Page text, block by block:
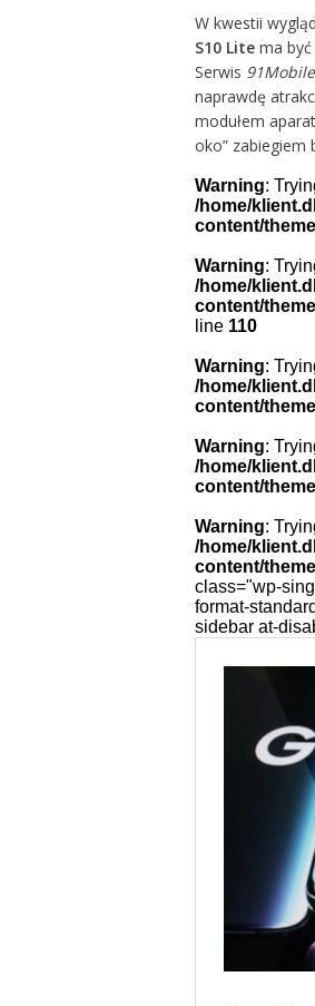
W kwestii
S10 Litema być
Serwis
naprawdę
modułem
oko” zabiegiem